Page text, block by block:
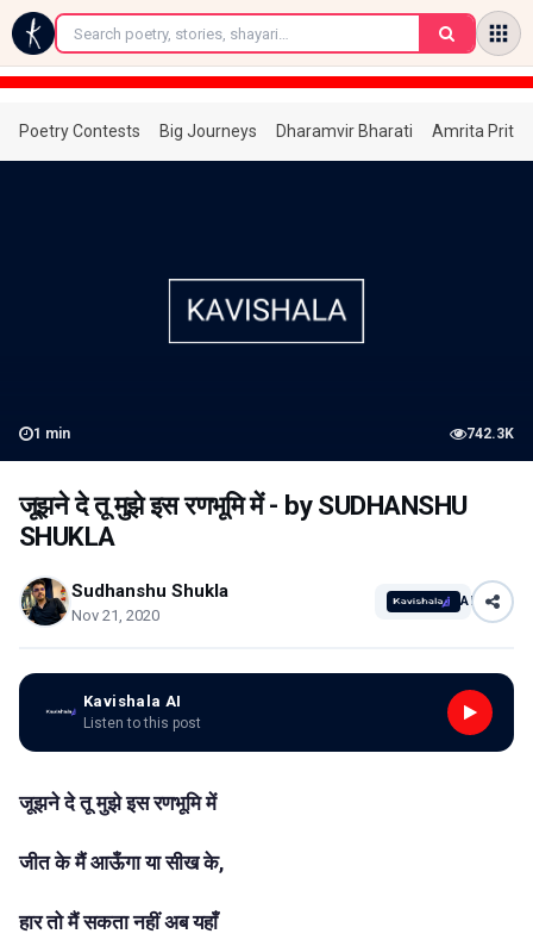
←
Poetry Contests Big Journeys Dharamvir Bharati Amrita
1 min 742.3K
जूझने दे तू मुझे इस रणभूमि में - by SUDHANSHU
SHUKLA
Sudhanshu Shukla
Nov 21, 2020
AI
Kavishala AI
Listen to this post
जूझने दे तू मुझे इस रणभूमि में
जीत के मैं आऊँगा या सीख के,
हार तो मैं सकता नहीं अब यहाँ